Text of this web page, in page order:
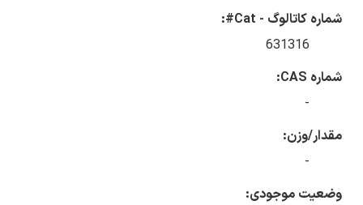
شماره کاتالوگ - Cat#:
631316
شماره CAS:
مقدار/وزن:
وضعیت موجودی: